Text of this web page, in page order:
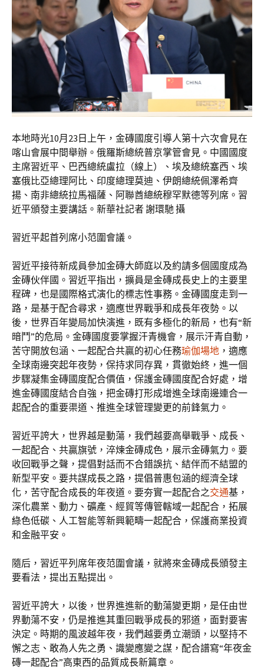
本地時光10月23日上午，金磚國度引導人第十六次會見在
喀山會展中間舉辦。俄羅斯總統普京掌管會見。中國國度
主席習近平、巴西總統盧拉（線上）、埃及總統塞西、埃
塞俄比亞總理阿比、印度總理莫迪、伊朗總統佩澤希齊
揚、南非總統拉馬福薩、阿聯酋總統穆罕默德等列席。習
近平頒發主要講話。新華社記者 謝環馳 攝
習近平起首列席小范圍會議。
習近平接待新成員參加金磚大師庭以及約請多個國度成為
金磚伙伴國。習近平指出，擴員是金磚成長史上的主要里
程碑，也是國際格式演化的標志性事務。金磚國度走到一
路，是基于配合尋求，適應世界戰爭和成長年夜勢。以
後，世界百年變局加快演進，既有多極化的新局，也有“新
暗鬥”的危局。金磚國度要掌握汗青機會，展示汗青自動，
苦守開放包涵、一起配合共贏的初心任務瑜伽場地 ，適應
全球南邊突起年夜勢，保持求同存異，貫徹始終，進一個
步驟凝集金磚國度配合價值，保護金磚國度配合好處，增
進金磚國度結合自強，把金磚打形成增進全球南邊連合一
起配合的重要渠道、推進全球管理變更的前鋒氣力。
習近平誇大，世界越是動蕩，我們越要高舉戰爭、成長、
一起配合、共贏旗號，淬煉金磚成色，展示金磚氣力。要
收回戰爭之聲，提倡對話而不合錯誤抗、結伴而不結盟的
新型平安。要共謀成長之路，提倡普惠包涵的經濟全球
化，苦守配合成長的年夜道。要夯實一起配合之交通基，
深化農業、動力、礦產、經貿等傳管轄域一起配合，拓展
綠色低碳、人工智能等新興範疇一起配合，保護商業投資
和金融平安。
隨后，習近平列席年夜范圍會議，就將來金磚成長頒發主
要看法，提出五點提出。
習近平誇大，以後，世界進進新的動蕩變更期，是任由世
界動蕩不安，仍是推進其重回戰爭成長的邪道，面對要害
決定。時期的風波越年夜，我們越要勇立潮頭，以堅持不
懈之志、敢為人先之勇、識變應變之謀，配合譜寫“年夜金
磚一起配合”高東西的品質成長新篇章。